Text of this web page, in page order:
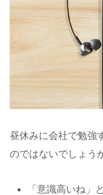
昼休みに会社で勉強
のではないでしょう
「意識高いね」